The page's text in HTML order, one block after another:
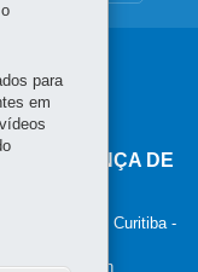
DE
Curitiba -
e 13h30 às 18h
para
em